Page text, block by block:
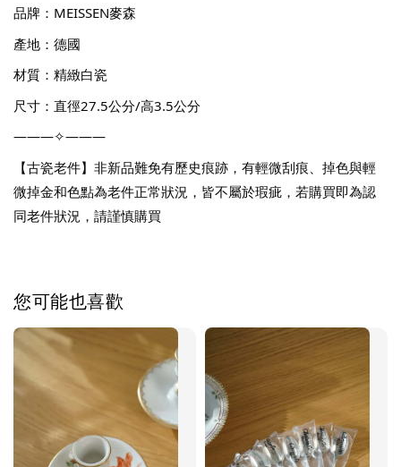
品牌：MEISSEN麥森
產地：德國
材質：精緻白瓷
尺寸：直徑27.5公分/高3.5公分
———✧———
【古瓷老件】非新品難免有歷史痕跡，有輕微刮痕、掉色與輕
微掉金和色點為老件正常狀況，皆不屬於瑕疵，若購買即為認
同老件狀況，請謹慎購買
您可能也喜歡